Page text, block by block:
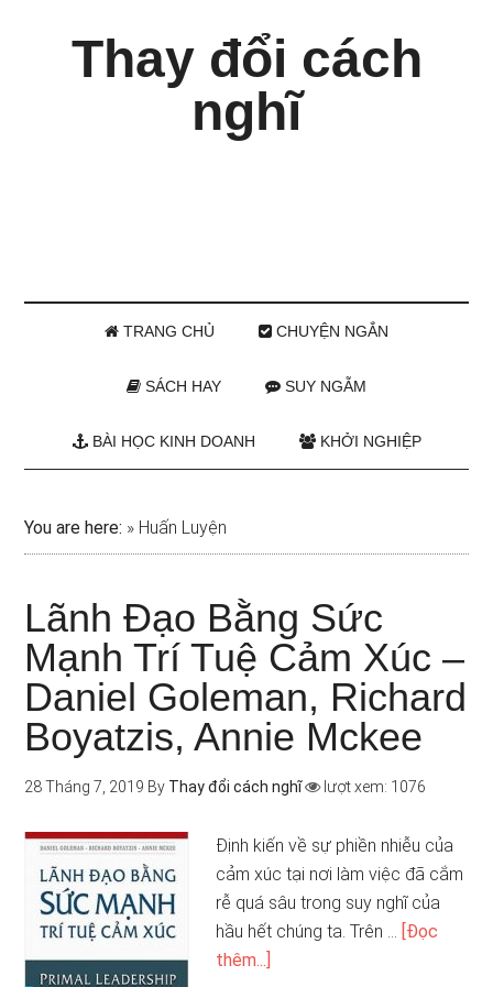
Thay đổi cách
nghĩ
TRANG CHỦ CHUYỆN NGẮN
SÁCH HAY SUY NGẪM
BÀI HỌC KINH DOANH KHỞI NGHIỆP
You are here: » Huấn Luyện
Lãnh Đạo Bằng Sức
Mạnh Trí Tuệ Cảm Xúc –
Daniel Goleman, Richard
Boyatzis, Annie Mckee
28 Tháng 7, 2019 By Thay đổi cách nghĩ lượt xem: 1076
Định kiến về sự phiền nhiễu của
cảm xúc tại nơi làm việc đã cắm
rễ quá sâu trong suy nghĩ của
hầu hết chúng ta. Trên … [Đọc
thêm...]